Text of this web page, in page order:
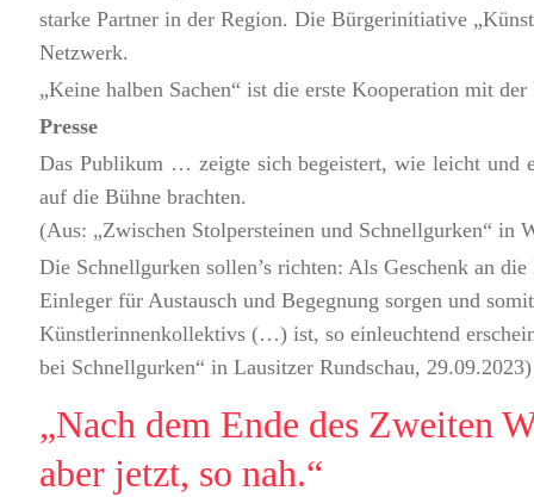
starke Partner in der Region. Die Bürgerinitiative
Netzwerk.
„Keine halben Sachen“ ist die erste Kooperation mit
Presse
Das Publikum … zeigte sich begeistert, wie leicht und
auf die Bühne brachten.
(Aus: „Zwischen Stolpersteinen und Schnellgurken“ in
Die Schnellgurken sollen’s richten: Als Geschenk an
Einleger für Austausch und Begegnung sorgen und
Künstlerinnenkollektivs (…) ist, so einleuchtend
bei Schnellgurken“ in Lausitzer Rundschau, 29.09.2023)
„Nach dem Ende des Zweiten
aber jetzt, so nah.“